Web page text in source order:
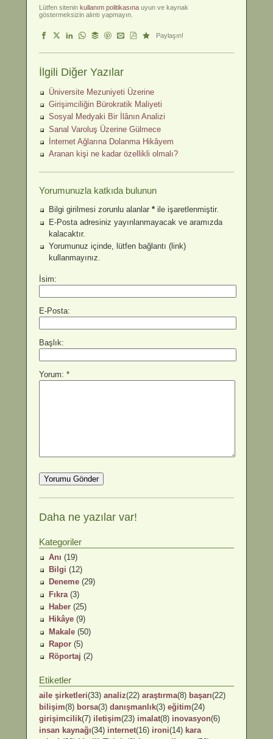
Lütfen sitenin kullanım politikasına uyun ve kaynak
göstermeksizin alıntı yapmayın.
Paylaşın!
İlgili Diğer Yazılar
Üniversite Mezuniyeti Üzerine
Girişimciliğin Bürokratik Maliyeti
Sosyal Medyaki Bir İlânın Analizi
Sanal Varoluş Üzerine Gülmece
İnternet Ağlarına Dolanma Hikâyem
Aranan kişi ne kadar özellikli olmalı?
Yorumunuzla katkıda bulunun
Bilgi girilmesi zorunlu alanlar * ile işaretlenmiştir.
E-Posta adresiniz yayınlanmayacak ve aramızda
kalacaktır.
Yorumunuz içinde, lütfen bağlantı (link)
kullanmayınız.
İsim:
E-Posta:
Başlık:
Yorum: *
Daha ne yazılar var!
Kategoriler
Anı (19)
Bilgi (12)
Deneme (29)
Fıkra (3)
Haber (25)
Hikâye (9)
Makale (50)
Rapor (5)
Röportaj (2)
Etiketler
aile şirketleri(33) analiz(22) araştırma(8) başarı(22)
bilişim(8) borsa(3) danışmanlık(3) eğitim(24)
girişimcilik(7) iletişim(23) imalat(8) inovasyon(6)
insan kaynağı(34) internet(16) ironi(14) kara